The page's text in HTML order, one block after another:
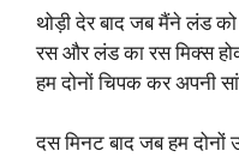
थोड़ी देर बाद जब मैंने लंड
रस और लंड का रस मिक्स
हम दोनों चिपक कर अपनी
दस मिनट बाद जब हम दोनों